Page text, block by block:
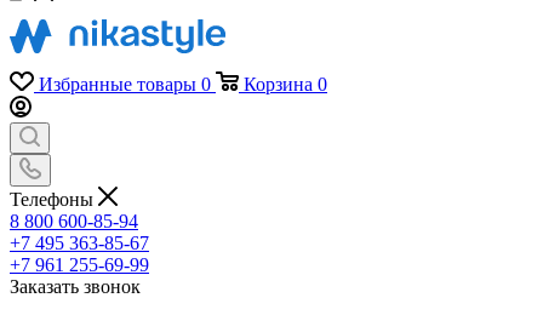
Избранные товары 0 Корзина 0
Телефоны
8 800 600-85-94
+7 495 363-85-67
+7 961 255-69-99
Заказать звонок